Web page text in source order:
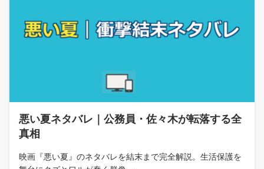
悪い夏ネタバレ｜公務員・佐々木が転落する全
真相
映画『悪い夏』のネタバレを結末まで完全解説。生活保護を